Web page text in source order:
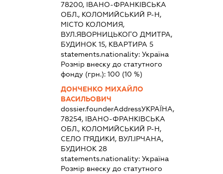
78200, ІВАНО-ФРАНКІВСЬКА
ОБЛ., КОЛОМИЙСЬКИЙ Р-Н,
МІСТО КОЛОМИЯ,
ВУЛ.ЯВОРНИЦЬКОГО ДМИТРА,
БУДИНОК 15, КВАРТИРА 5
statements.nationality:Україна
Розмір внеску до статутного
фонду (грн.):100 (10 %)
ДОНЧЕНКО МИХАЙЛО
ВАСИЛЬОВИЧ
dossier.founderAddressУКРАЇНА,
78254, ІВАНО-ФРАНКІВСЬКА
ОБЛ., КОЛОМИЙСЬКИЙ Р-Н,
СЕЛО П'ЯДИКИ, ВУЛ.ІРЧАНА,
БУДИНОК 28
statements.nationality:Україна
Розмір внеску до статутного